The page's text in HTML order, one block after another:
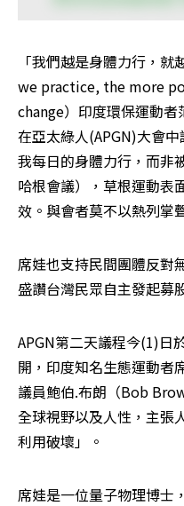
「我們越是身體力行，
we practice, the more
change）印度環保運動者
在亞太綠人(APGN)大會
我每日的身體力行，而非
哈根會議），草根運動表
效。與會者莫不以熱列掌
席娃也支持民間團體反對
盛讚台灣民眾自主發起募
APGN第二天議程今(1)日
開，印度知名生態運動者
議員鮑伯.布朗（Bob
全球視野以及人性，主張
利用破壞」。
席娃是一位量子物理博士